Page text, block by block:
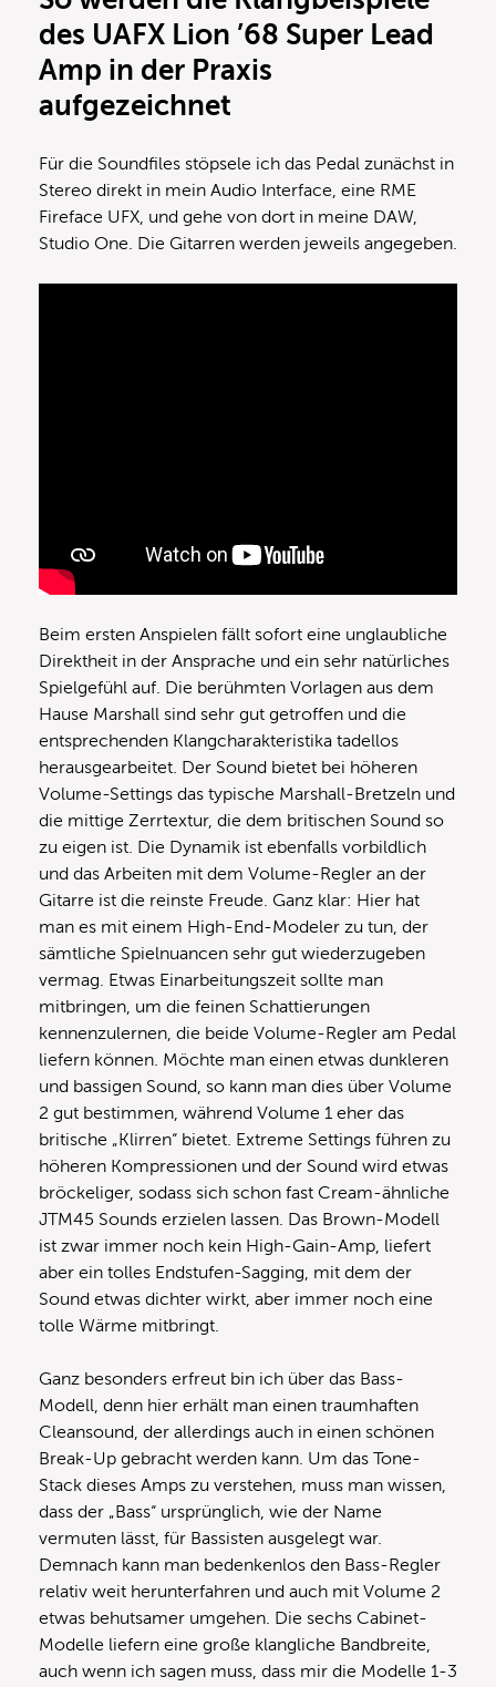
des UAFX Lion ’68 Super Lead
Amp in der Praxis
aufgezeichnet
Für die Soundfiles stöpsele ich das Pedal zunächst in
Stereo direkt in mein Audio Interface, eine RME
Fireface UFX, und gehe von dort in meine DAW,
Studio One. Die Gitarren werden jeweils angegeben.
Beim ersten Anspielen fällt sofort eine unglaubliche
Direktheit in der Ansprache und ein sehr natürliches
Spielgefühl auf. Die berühmten Vorlagen aus dem
Hause Marshall sind sehr gut getroffen und die
entsprechenden Klangcharakteristika tadellos
herausgearbeitet. Der Sound bietet bei höheren
Volume-Settings das typische Marshall-Bretzeln und
die mittige Zerrtextur, die dem britischen Sound so
zu eigen ist. Die Dynamik ist ebenfalls vorbildlich
und das Arbeiten mit dem Volume-Regler an der
Gitarre ist die reinste Freude. Ganz klar: Hier hat
man es mit einem High-End-Modeler zu tun, der
sämtliche Spielnuancen sehr gut wiederzugeben
vermag. Etwas Einarbeitungszeit sollte man
mitbringen, um die feinen Schattierungen
kennenzulernen, die beide Volume-Regler am Pedal
liefern können. Möchte man einen etwas dunkleren
und bassigen Sound, so kann man dies über Volume
2 gut bestimmen, während Volume 1 eher das
britische „Klirren“ bietet. Extreme Settings führen zu
höheren Kompressionen und der Sound wird etwas
bröckeliger, sodass sich schon fast Cream-ähnliche
JTM45 Sounds erzielen lassen. Das Brown-Modell
ist zwar immer noch kein High-Gain-Amp, liefert
aber ein tolles Endstufen-Sagging, mit dem der
Sound etwas dichter wirkt, aber immer noch eine
tolle Wärme mitbringt.
Ganz besonders erfreut bin ich über das Bass-
Modell, denn hier erhält man einen traumhaften
Cleansound, der allerdings auch in einen schönen
Break-Up gebracht werden kann. Um das Tone-
Stack dieses Amps zu verstehen, muss man wissen,
dass der „Bass“ ursprünglich, wie der Name
vermuten lässt, für Bassisten ausgelegt war.
Demnach kann man bedenkenlos den Bass-Regler
relativ weit herunterfahren und auch mit Volume 2
etwas behutsamer umgehen. Die sechs Cabinet-
Modelle liefern eine große klangliche Bandbreite,
auch wenn ich sagen muss, dass mir die Modelle 1-3